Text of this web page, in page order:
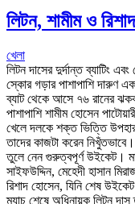
লিটন, শামীম ও
খেলা
লিটন দাসের দুর্দান্ত ব্যাটিং
স্কোর গড়ার পাশাপাশি দারুণ
ব্যাট থেকে আসে ৭৬ রানের
পাশাপাশি শামীম হোসেন
খেলে দলকে শক্ত ভিত্তি উপহার
তাদের কাজটা করেন
তুলে নেন গুরুত্বপূর্ণ উইকেট।
সাইফউদ্দিন, মেহেদী হাসান
রিশাদ হোসেন, যিনি শেষ
ম্যাচ শেষে অধিনায়ক লিটন